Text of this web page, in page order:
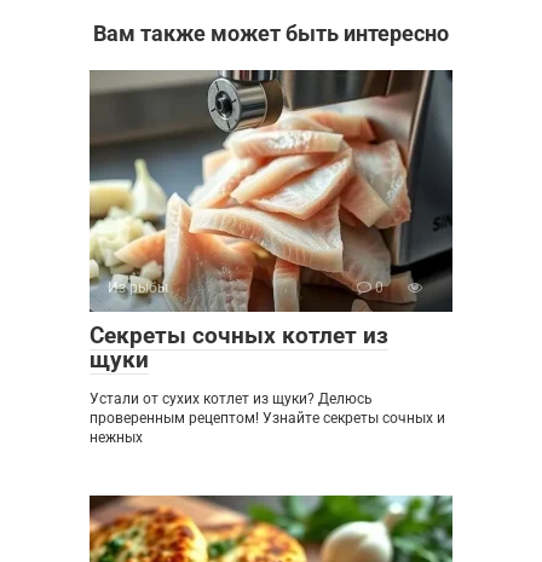
Вам также может быть интересно
Из рыбы 0
Секреты сочных котлет из
щуки
Устали от сухих котлет из щуки? Делюсь
проверенным рецептом! Узнайте секреты сочных и
нежных